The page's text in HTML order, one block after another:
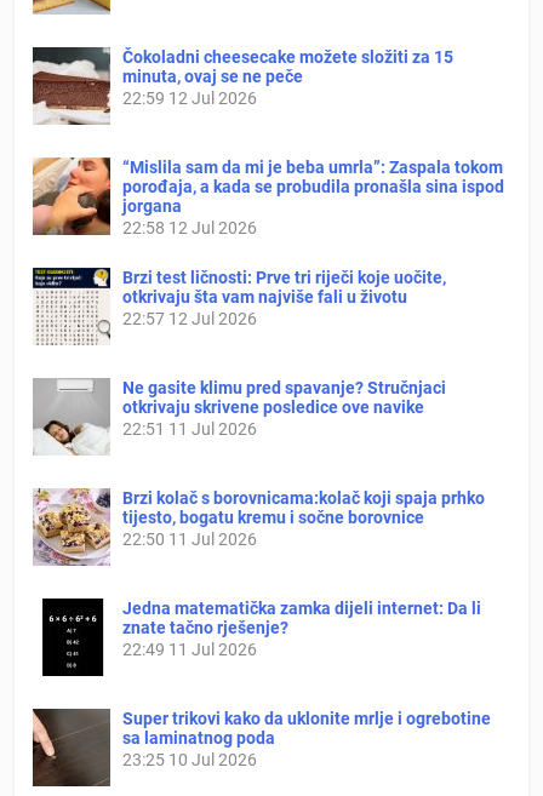
Čokoladni cheesecake možete složiti za 15
minuta, ovaj se ne peče
22:59 12 Jul 2026
“Mislila sam da mi je beba umrla”: Zaspala tokom
porođaja, a kada se probudila pronašla sina ispod
jorgana
22:58 12 Jul 2026
Brzi test ličnosti: Prve tri riječi koje uočite,
otkrivaju šta vam najviše fali u životu
22:57 12 Jul 2026
Ne gasite klimu pred spavanje? Stručnjaci
otkrivaju skrivene posledice ove navike
22:51 11 Jul 2026
Brzi kolač s borovnicama:kolač koji spaja prhko
tijesto, bogatu kremu i sočne borovnice
22:50 11 Jul 2026
Jedna matematička zamka dijeli internet: Da li
znate tačno rješenje?
22:49 11 Jul 2026
Super trikovi kako da uklonite mrlje i ogrebotine
sa laminatnog poda
23:25 10 Jul 2026